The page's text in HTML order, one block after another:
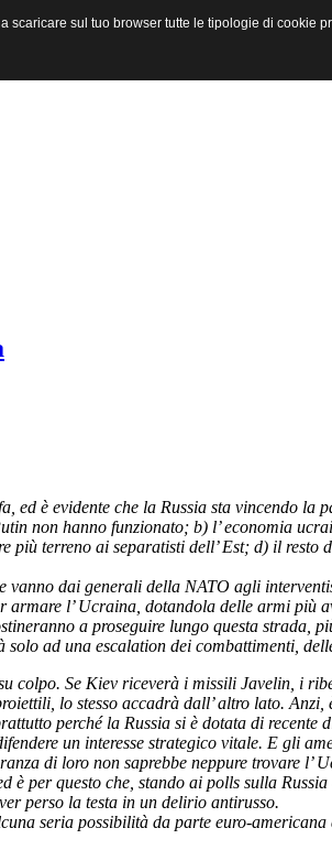
ed è evidente che la Russia sta vincendo la
non hanno funzionato; b) l’ economia
più terreno ai separatisti dell’ Est; d) il
vanno dai generali della NATO agli
armare l’ Ucraina, dotandola delle armi più
a proseguire lungo questa
solo ad una escalation dei combattimenti,
colpo. Se Kiev riceverà i missili Javelin, i
lo stesso accadrà dall’ altro lato. Anzi,
perché la Russia si è dotata di
un interesse strategico vitale. E gli
di loro non saprebbe neppure trovare l’
è per questo che, stando ai polls sulla
perso la testa in un delirio antirusso.
seria possibilità da parte euro-
sul tuo browser tutte le tipologie di cookie